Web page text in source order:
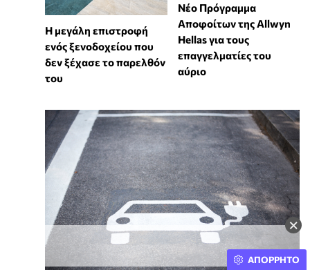
×
Η μεγάλη επιστροφή
ενός ξενοδοχείου που
δεν ξέχασε το παρελθόν
του
Νέο Πρόγραμμα
Αποφοίτων της Allwyn
Hellas για τους
επαγγελματίες του
αύριο
ΑΠΟΡΡΗΤΟ